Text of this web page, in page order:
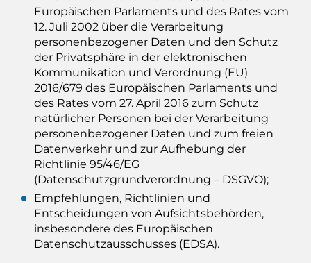
Europäischen Parlaments und des Rates vom
12. Juli 2002 über die Verarbeitung
personenbezogener Daten und den Schutz
der Privatsphäre in der elektronischen
Kommunikation und Verordnung (EU)
2016/679 des Europäischen Parlaments und
des Rates vom 27. April 2016 zum Schutz
natürlicher Personen bei der Verarbeitung
personenbezogener Daten und zum freien
Datenverkehr und zur Aufhebung der
Richtlinie 95/46/EG
(Datenschutzgrundverordnung – DSGVO);
Empfehlungen, Richtlinien und
Entscheidungen von Aufsichtsbehörden,
insbesondere des Europäischen
Datenschutzausschusses (EDSA).